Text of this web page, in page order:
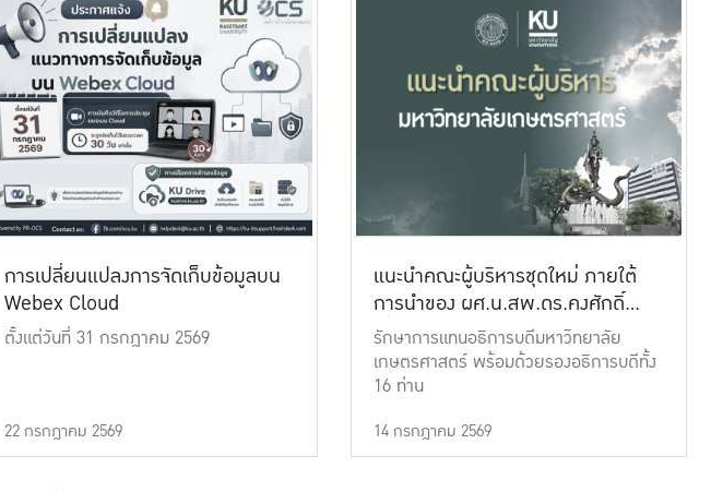
การเปลี่ยนแปลงการจัดเก็บข้อมูลบน
Webex Cloud
ตั้งแต่วันที่ 31 กรกฎาคม 2569
22 กรกฎาคม 2569
แนะนำคณะผู้บริหารชุดใหม่ ภายใต้
การนำของ ผศ.น.สพ.ดร.คงศักดิ์
เที่ยงธรรม
รักษาการแทนอธิการบดีมหาวิทยาลัย
เกษตรศาสตร์ พร้อมด้วยรองอธิการบดีทั้ง
16 ท่าน
14 กรกฎาคม 2569